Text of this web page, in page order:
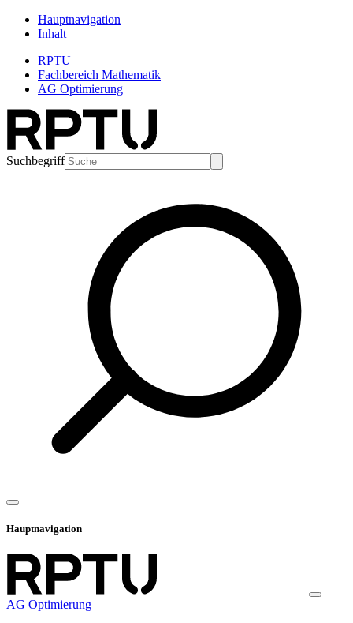
Hauptnavigation
Inhalt
RPTU
Fachbereich Mathematik
AG Optimierung
Suchbegriff
Hauptnavigation
AG Optimierung